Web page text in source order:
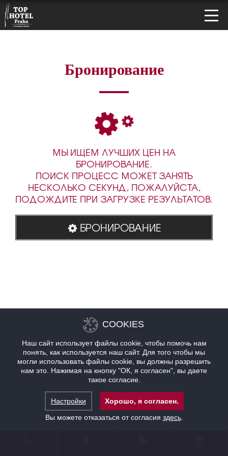
Бронирование
МЫ ИЩЕМ ЛУЧШИХ ЦЕН НА
БРОНИРОВАНИЕ.
ПОИСК ПРОЦЕСС МОЖЕТ ЗАНЯТЬ
НЕСКОЛЬКО СЕКУНД, ПОЖАЛУЙСТА,
ПОДОЖДИТЕ ПРИ ЗАГРУЗКЕ РЕЗУЛЬТАТОВ.
БРОНИРОВАНИЕ
COOKIES
Наш сайт использует файлы cookie, чтобы помочь нам
понять, как используется наш сайт. Для того чтобы мы
могли использовать файлы cookie, вы должны разрешить
нам это. Нажимая на кнопку "ОК, я согласен", вы даете
такое согласие.
Настройки
Хорошо, я согласен.
Вы можете отказаться от согласия здесь.